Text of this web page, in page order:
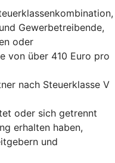
Gewerbetreibende,
oder
von über 410 Euro pro
nach Steuerklasse V
oder sich getrennt
erhalten haben,
und